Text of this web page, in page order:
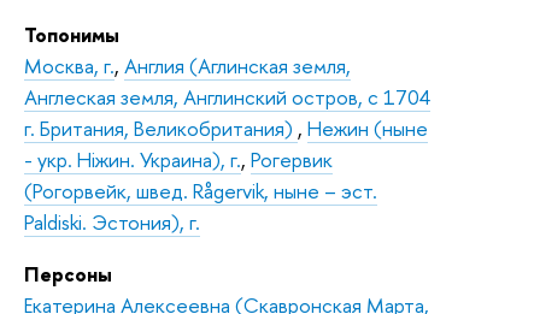
Топонимы
Москва, г., Англия (Аглинская земля,
Англеская земля, Англинский остров, с 1704
г. Британия, Великобритания) , Нежин (ныне
- укр. Нiжин. Украина), г., Рогервик
(Рогорвейк, швед. Rågervik, ныне – эст.
Paldiski. Эстония), г.
Персоны
Екатерина Алексеевна (Скавронская Марта,